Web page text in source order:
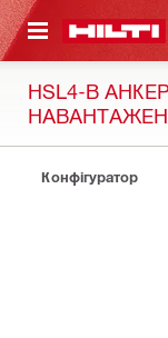
ЗМІСТУ
HSL4-B
Конфігуратор